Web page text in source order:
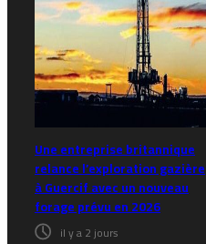
Une entreprise britannique
relance l’exploration gazière
à Guercif avec un nouveau
forage prévu en 2026
il y a 2 jours